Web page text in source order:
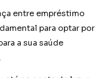
entre empréstimo
para optar por
a sua saúde